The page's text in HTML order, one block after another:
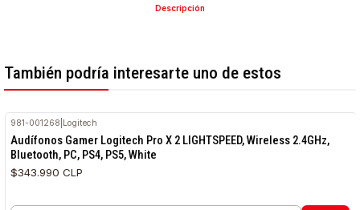
Descripción
También podría interesarte uno de estos
981-001268 Logitech
Audífonos Gamer Logitech Pro X 2 LIGHTSPEED, Wireless 2.4GHz,
Bluetooth, PC, PS4, PS5, White
$343.990 CLP